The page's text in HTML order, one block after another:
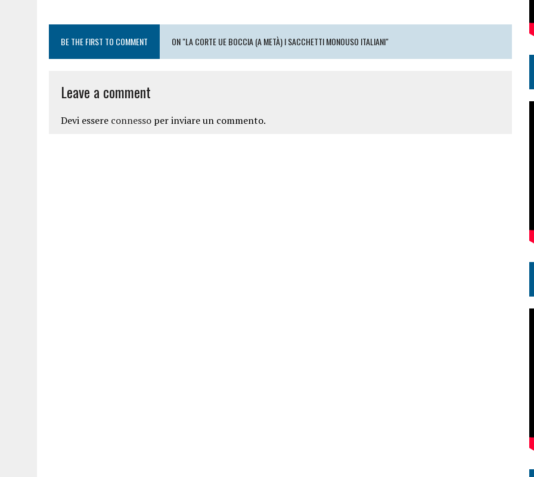
BE THE FIRST TO COMMENT ON "LA CORTE UE BOCCIA (A METÀ) I SACCHETTI MONOUSO ITALIANI"
Leave a comment
Devi essere connesso per inviare un commento.